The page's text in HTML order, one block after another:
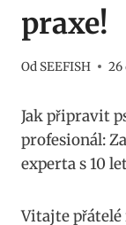
praxe!
Od SEEFISH 26
Jak připravit
profesionál:‍
experta s ‌10
Vitajte